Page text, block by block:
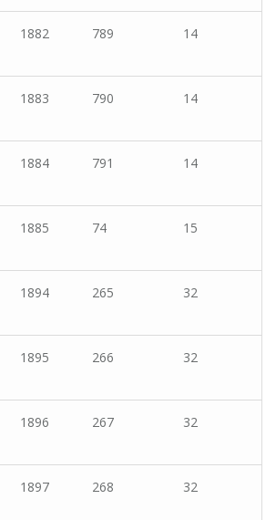
1882 789 14
1883 790 14
1884 791 14
1885 74 15
1894 265 32
1895 266 32
1896 267 32
1897 268 32